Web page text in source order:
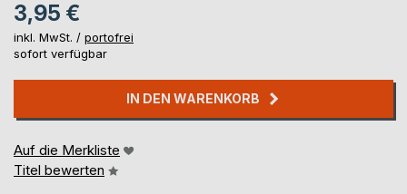
3,95 €
inkl. MwSt. / portofrei
sofort verfügbar
IN DEN WARENKORB
Auf die Merkliste
Titel bewerten